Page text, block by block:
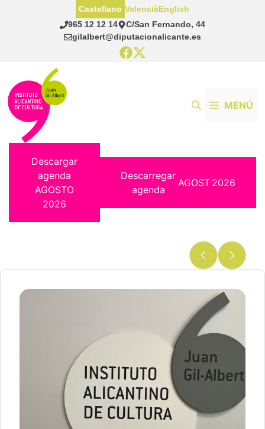
965 12 12 14
C/San Fernando, 44
gilalbert@diputacionalicante.es
Castellano ValenciàEnglish
MENÚ
Descargar
agenda
AGOSTO
2026
Descarregar
agenda
AGOST 2026